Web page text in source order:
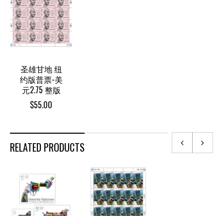
圣雄甘地 纽
约版普票-美
元2.75 整版
$55.00
RELATED PRODUCTS